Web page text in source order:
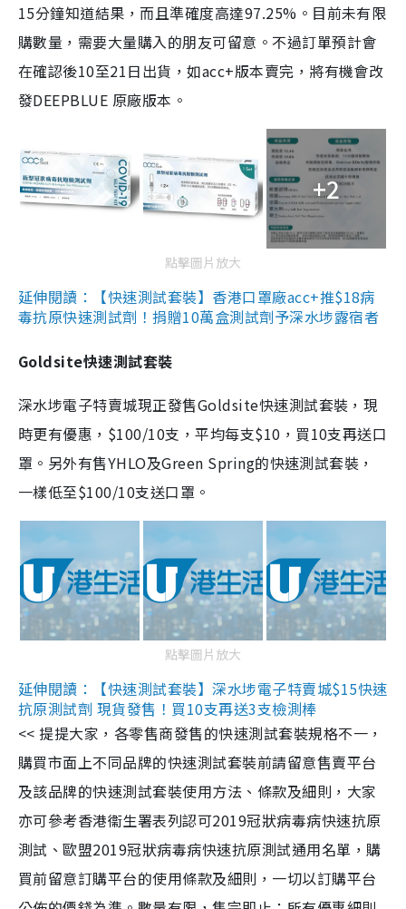
15分鐘知道結果，而且準確度高達97.25%。目前未有限
購數量，需要大量購入的朋友可留意。不過訂單預計會
在確認後10至21日出貨，如acc+版本賣完，將有機會改
發DEEPBLUE 原廠版本。
+2
點擊圖片放大
延伸閱讀：【快速測試套裝】香港口罩廠acc+推$18病
毒抗原快速測試劑！捐贈10萬盒測試劑予深水埗露宿者
Goldsite快速測試套裝
深水埗電子特賣城現正發售Goldsite快速測試套裝，現
時更有優惠，$100/10支，平均每支$10，買10支再送口
罩。另外有售YHLO及Green Spring的快速測試套裝，
一樣低至$100/10支送口罩。
點擊圖片放大
延伸閱讀：【快速測試套裝】深水埗電子特賣城$15快速
抗原測試劑 現貨發售！買10支再送3支檢測棒
<< 提提大家，各零售商發售的快速測試套裝規格不一，
購買市面上不同品牌的快速測試套裝前請留意售賣平台
及該品牌的快速測試套裝使用方法、條款及細則，大家
亦可參考香港衞生署表列認可2019冠狀病毒病快速抗原
測試、歐盟2019冠狀病毒病快速抗原測試通用名單，購
買前留意訂購平台的使用條款及細則，一切以訂購平台